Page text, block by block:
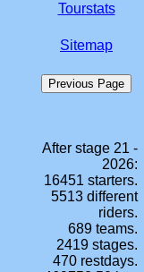
Tourstats
Sitemap
After stage 21 -
2026:
16451 starters.
5513 different
riders.
689 teams.
2419 stages.
470 restdays.